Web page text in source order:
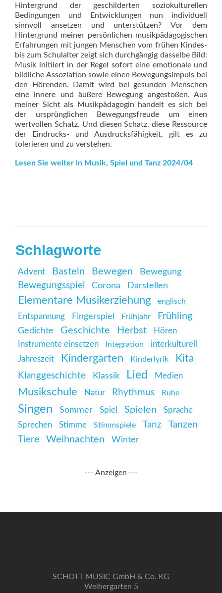
Hintergrund der geschilderten soziokulturellen
Bedingungen und Entwicklungen nun individuell
sinnvoll ansetzen und unterstützen? Vor dem
Hintergrund meiner persönlichen musikpädagogischen
Erfahrungen mit jungen Menschen vom frühen Kindes-
bis zum Schulalter zeigt sich durchgängig dasselbe Bild:
Musik initiiert in der Regel sofort eine emotionale und
bildliche Assoziation sowie einen Bewegungsimpuls bei
den Hörenden. Damit wird bei gesunden Menschen
eine innere und äußere Bewegung angestoßen. Aus
meiner Sicht als Musikpädagogin handelt es sich bei
der ursprünglichen Bewegungsfreude um einen
wertvollen Schatz. Und diesen Schatz, diese Ressource
der Eindrucks- und Ausdrucksfähigkeit, gilt es zu
tolerieren und zu verstehen.
Lesen Sie weiter in Musik, Spiel und Tanz 2024/04
Schlagworte
Advent Basteln Bewegen Bewegung
Bewegungsspiel Corona Darstellen
Elementare Musikerziehung englisch
Entspannung Fingerspiel Frühjahr Frühling
Gedichte Geschichte Herbst
Hören
Instrumente einsetzen
Integration
interkulturell
Jahreszeit
Kindergarten Kinderlyrik Kita
Klanggeschichte Klassik Lied Medien
Musikschule Natur Rhythmus Ruhe
Singen Sommer Spiel Spielen
Sprache
Sprechen
Stimme Stimmspiele Tanz
Tanzen
Tiere
Weihnachten Winter
--- Anzeigen ---
SCHOTT MUSIC GmbH & Co. KG
Weihergarten 5